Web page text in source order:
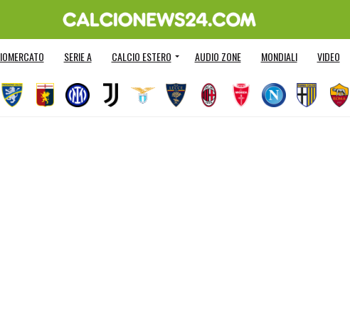
SERIE A CALCIO ESTERO AUDIO ZONE MONDIALI VIDEO